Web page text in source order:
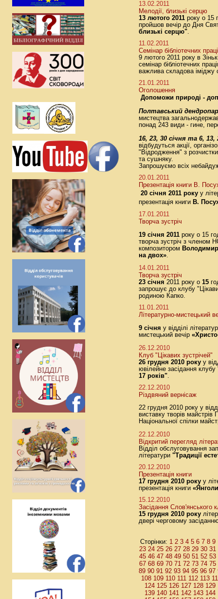
13.02.2011
Мелодії, близькі серцю
13 лютого 2011 року о 15
пройшов вечір до Дня
близькі серцю".
11.02.2011
Семінар бібліотечних
9 лютого 2011 року в
семінар бібліотечних
важлива складова іміджу
21.01.2011
Оголошення
Допоможи природі -
Полтавський
мистецтва
понад 243 види - гине,
16, 23, 30 січня та 6,
відбудуться акції,
"Відродження" з
та сушняку.
Запрошуємо всіх
20.01.2011
Презентація книги В.
20 січня 2011 року у
презентація книги В.
17.01.2011
Творча зустріч
19 січня 2011 року о 15
творча зустріч з членом
композитором
на двох»
14.01.2011
Творча зустріч
23 січня 2011 року о 15
запрошує до клубу
родиною Капко.
11.01.2011
Літературно-мистецький
9 січня у відділі
мистецький вечір
26.12.2010
Клуб "Цікавих зустрічей"
26 грудня 2010 року у
ювілейне засідання
17 років"
22.12.2010
Різдвяний вернісаж
22 грудня 2010 року у
виставку творів майстрів
Національної спілки
22.12.2010
Відкритий перегляд
Відділ обслуговування
літератури "Традиції
20.12.2010
Презентація книги
17 грудня 2010 року у
презентація книги
15.12.2010
Засідання Слов'янського
15 грудня 2010 року
двері черговому
Сторінки: 1 2 3 4 5 6 7 8 9
23 24 25 26 27 28 29 30 31
45 46 47 48 49 50 51 52 53
67 68 69 70 71 72 73 74 75
89 90 91 92 93 94 95 96 97
108 109 110 111 112 113
124 125 126 127 128 129
139 140 141 142 143 144